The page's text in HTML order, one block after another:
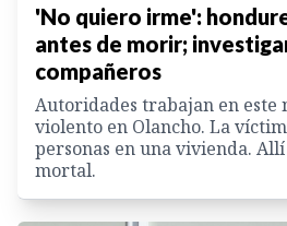
'No quiero irme':
antes de morir;
compañeros
Autoridades trabajan en este
violento en Olancho. La
personas en una vivienda.
mortal.